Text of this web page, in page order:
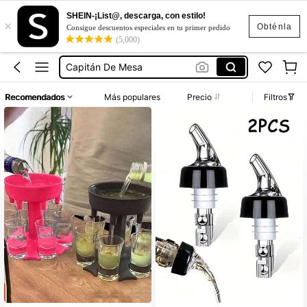
Obténla
×
SHEIN-¡List@, descarga, con estilo!
Consigue descuentos especiales en tu primer pedido
(5,000)
Cosas Para Boda
Boda
Capitán De Mesa
Bartender
Cosas Para Boda
Boda
Recomendados Más populares Precio Filtros